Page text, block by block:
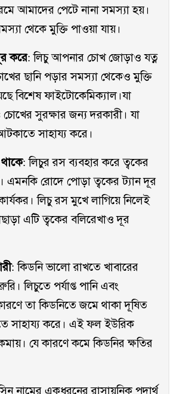
আমাদের পেটে নানা সমস্যা হয়।
থেকে মুক্তি পাওয়া যায়।
করে: লিচু আপনার চোখ জোড়াও যত্ন
ছানি পড়ার সমস্যা থেকেও মুক্তি
বিশেষ ফাইটোকেমিক্যাল।যা
চোখের সুরক্ষার জন্য দরকারী। যা
সাহায্য করে।
থাকে: লিচুর রস ব্যবহার করে ত্বকের
এমনকি রোদে পোড়া ত্বকের ট্যান দূর
লিচু রস মুখে লাগিয়ে নিলেই
এটি ত্বকের বলিরেখাও দূর
: কিডনি ভালো রাখতে খাবারের
লিচুতে পর্যাপ্ত পানি এবং
তা কিডনিতে জমে থাকা দূষিত
সাহায্য করে। এই ফল ইউরিক
যে কারণে কমে কিডনির ক্ষতির
নামের একধরনের রাসায়নিক পদার্থ